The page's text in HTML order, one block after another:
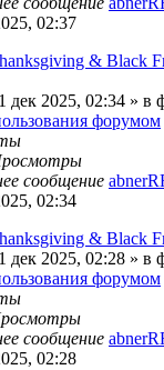
02:37
& Black
дек 2025, 02:34 » в
форумом
сообщение
02:34
& Black
дек 2025, 02:28 » в
форумом
сообщение
02:28